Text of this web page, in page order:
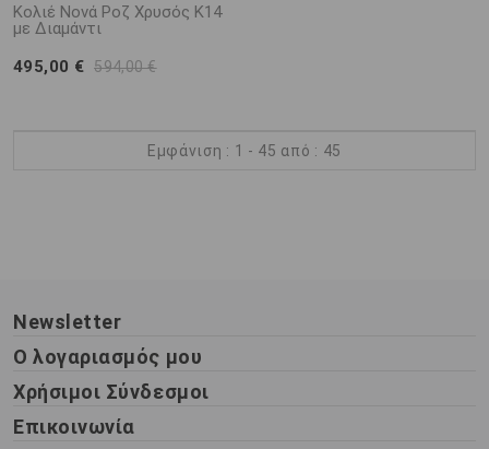
Κολιέ Νονά Ροζ Χρυσός Κ14
με Διαμάντι
495,00 € 594,00 €
Εμφάνιση : 1 - 45 από : 45
Newsletter
Ο λογαριασμός μου
Χρήσιμοι Σύνδεσμοι
Επικοινωνία